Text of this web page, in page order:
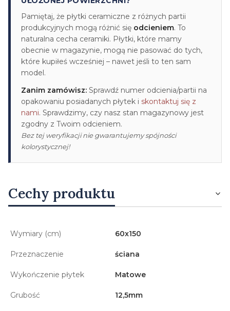
Pamiętaj, że płytki ceramiczne z różnych partii
produkcyjnych mogą różnić się odcieniem. To
naturalna cecha ceramiki. Płytki, które mamy
obecnie w magazynie, mogą nie pasować do tych,
które kupiłeś wcześniej – nawet jeśli to ten sam
model.
Zanim zamówisz: Sprawdź numer odcienia/partii na
opakowaniu posiadanych płytek i skontaktuj się z
nami. Sprawdzimy, czy nasz stan magazynowy jest
zgodny z Twoim odcieniem.
Bez tej weryfikacji nie gwarantujemy spójności
kolorystycznej!
Cechy produktu
Wymiary (cm) 60x150
Przeznaczenie ściana
Wykończenie płytek Matowe
Grubość 12,5mm